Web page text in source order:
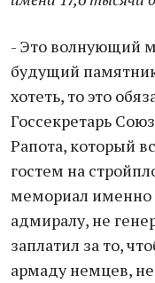
- Это волнующий
будущий
хотеть, то это
Госсекретарь
Рапота, который
гостем на
мемориал именно
адмиралу, не
заплатил за то,
армаду немцев,